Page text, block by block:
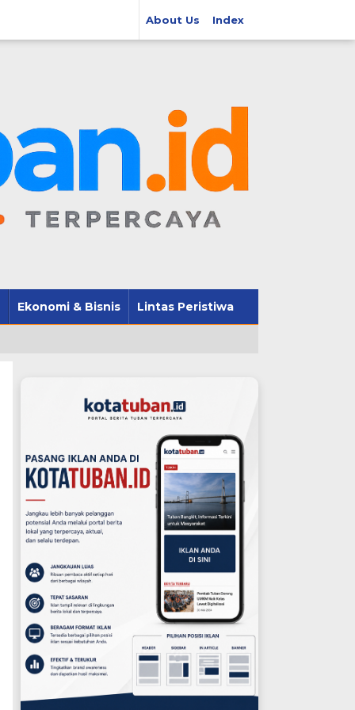
About Us Index
Ekonomi & Bisnis Lintas Peristiwa